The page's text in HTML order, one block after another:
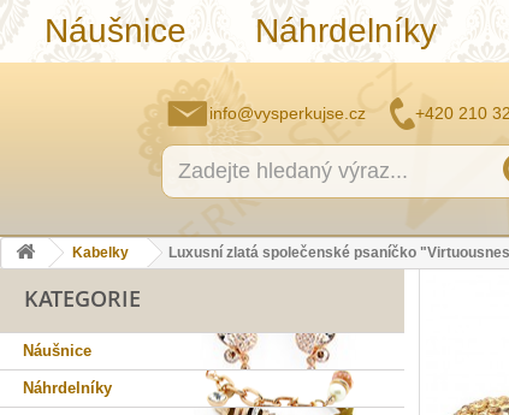
Náušnice Náhrdelníky
info@vysperkujse.cz +420 210
Kabelky Luxusní zlatá společenské psaníčko
KATEGORIE
Náušnice
Náhrdelníky